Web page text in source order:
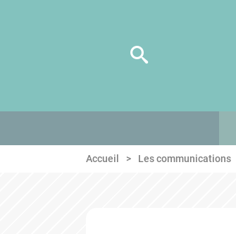
Accueil Les communications